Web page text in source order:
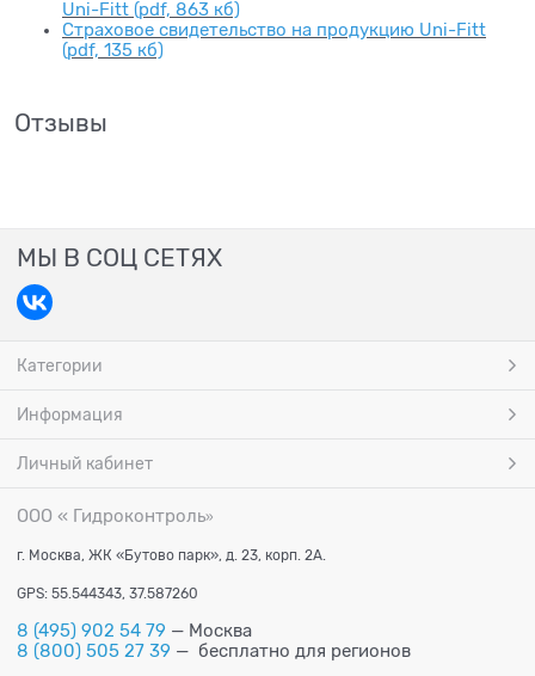
Uni-Fitt (pdf, 863 кб)
Страховое свидетельство на продукцию Uni-Fitt
(pdf, 135 кб)
Отзывы
МЫ В СОЦ СЕТЯХ
Категории
Информация
Личный кабинет
ООО « Гидроконтроль»
г. Москва, ЖК «Бутово парк», д. 23, корп. 2А.
GPS: 55.544343, 37.587260
8 (495) 902 54 79 — Москва
8 (800) 505 27 39 — бесплатно для регионов